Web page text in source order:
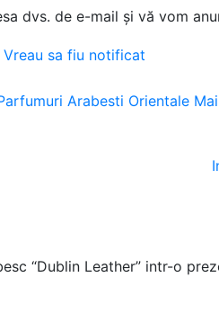
dvs. de e-mail și vă vom
Vreau sa fiu notificat
Arabesti Orientale
“Dublin Leather” intr-o